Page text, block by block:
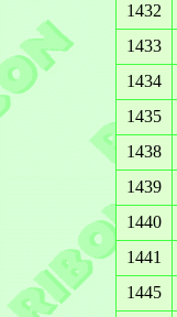
1432
1433
1434
1435
1438
1439
1440
1441
1445